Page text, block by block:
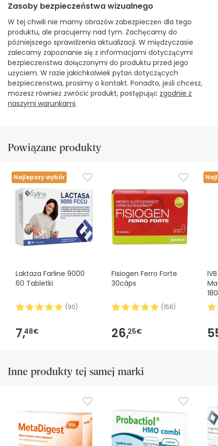
Zasoby bezpieczeństwa wizualnego
W tej chwili nie mamy obrazów zabezpieczeń dla tego
produktu, ale pracujemy nad tym. Zachęcamy do
późniejszego sprawdzenia aktualizacji. W międzyczasie
zalecamy zapoznanie się z informacjami dotyczącymi
bezpieczeństwa dołączonymi do produktu przed jego
użyciem. W razie jakichkolwiek pytań dotyczących
bezpieczeństwa, prosimy o kontakt. Ponadto, jeśli chcesz,
możesz również zwrócić produkt, postępując zgodnie z
naszymi warunkami.
Powiązane produkty
Najlepszy wybór
Laktaza Farline 9000
60 Tabletki
(90)
7,48€
Fisiogen Ferro Forte
30cáps
(158)
26,25€
Inne produkty tej samej marki